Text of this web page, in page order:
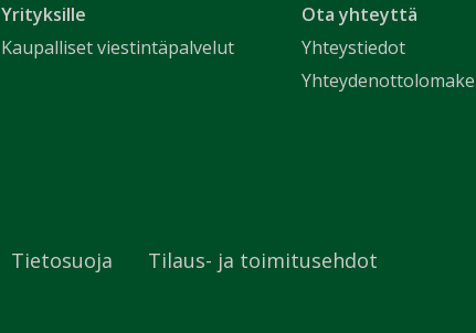
Yrityksille
Kaupalliset viestintäpalvelut
Ota yhteyttä
Yhteystiedot
Yhteydenottolomake
Tietosuoja Tilaus- ja toimitusehdot